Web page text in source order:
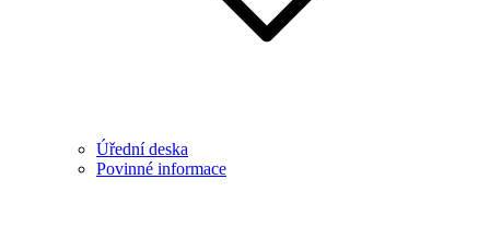
Úřední deska
Povinné informace